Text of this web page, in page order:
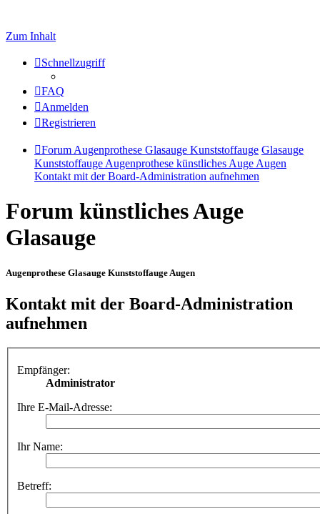
Zum Inhalt
Schnellzugriff
FAQ
Anmelden
Registrieren
Forum Augenprothese Glasauge Kunststoffauge Glasauge
Kunststoffauge Augenprothese künstliches Auge Augen
Kontakt mit der Board-Administration aufnehmen
Forum künstliches Auge
Glasauge
Augenprothese Glasauge Kunststoffauge Augen
Kontakt mit der Board-Administration
aufnehmen
Empfänger:
Administrator
Ihre E-Mail-Adresse:
Ihr Name:
Betreff: